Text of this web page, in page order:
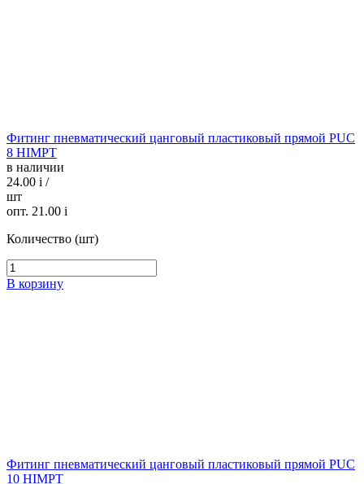
Фитинг пневматический цанговый пластиковый прямой PUC
8 HIMPT
в наличии
24.00 i /
шт
опт. 21.00 i
Количество (шт)
В корзину
Фитинг пневматический цанговый пластиковый прямой PUC
10 HIMPT